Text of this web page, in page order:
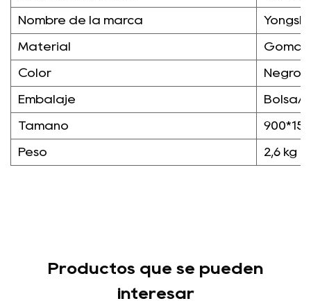
Nombre de la marca
Material Goma
Color Negro
Embalaje Bolsa/
Tamaño
Peso 2,6 kg
Productos que se pueden
interesar